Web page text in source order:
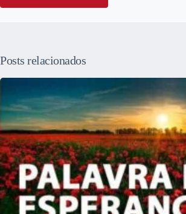
Posts relacionados